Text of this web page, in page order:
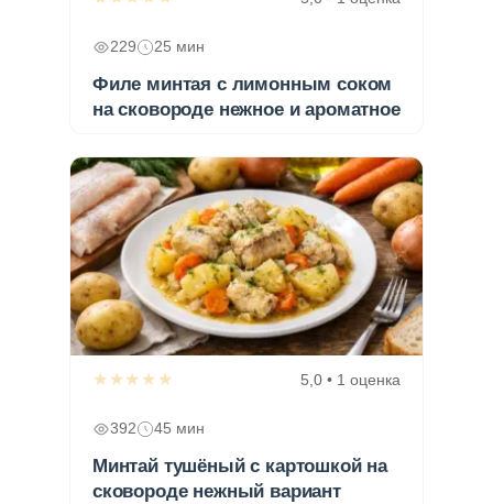
229 25 мин
Филе минтая с лимонным соком
на сковороде нежное и ароматное
★★★★★ 5,0 • 1 оценка
392 45 мин
Минтай тушёный с картошкой на
сковороде нежный вариант